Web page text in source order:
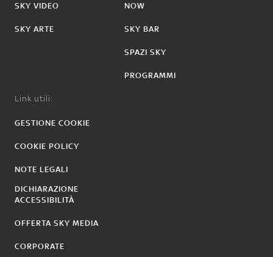
SKY VIDEO
SKY ARTE
NOW
SKY BAR
SPAZI SKY
PROGRAMMI
Link utili:
GESTIONE COOKIE
COOKIE POLICY
NOTE LEGALI
DICHIARAZIONE
ACCESSIBILITÀ
OFFERTA SKY MEDIA
CORPORATE